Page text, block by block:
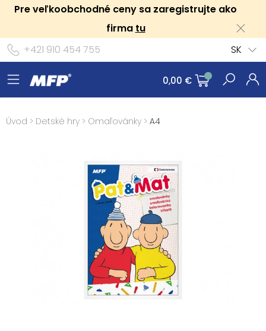
Pre veľkoobchodné ceny sa zaregistrujte ako
firma tu
+421 910 454 755
SK
0,00 €
Úvod > Detské hry > Omaľovánky > A4